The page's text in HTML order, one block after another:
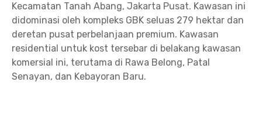
Kecamatan Tanah Abang, Jakarta Pusat. Kawasan ini
didominasi oleh kompleks GBK seluas 279 hektar dan
deretan pusat perbelanjaan premium. Kawasan
residential untuk kost tersebar di belakang kawasan
komersial ini, terutama di Rawa Belong, Patal
Senayan, dan Kebayoran Baru.